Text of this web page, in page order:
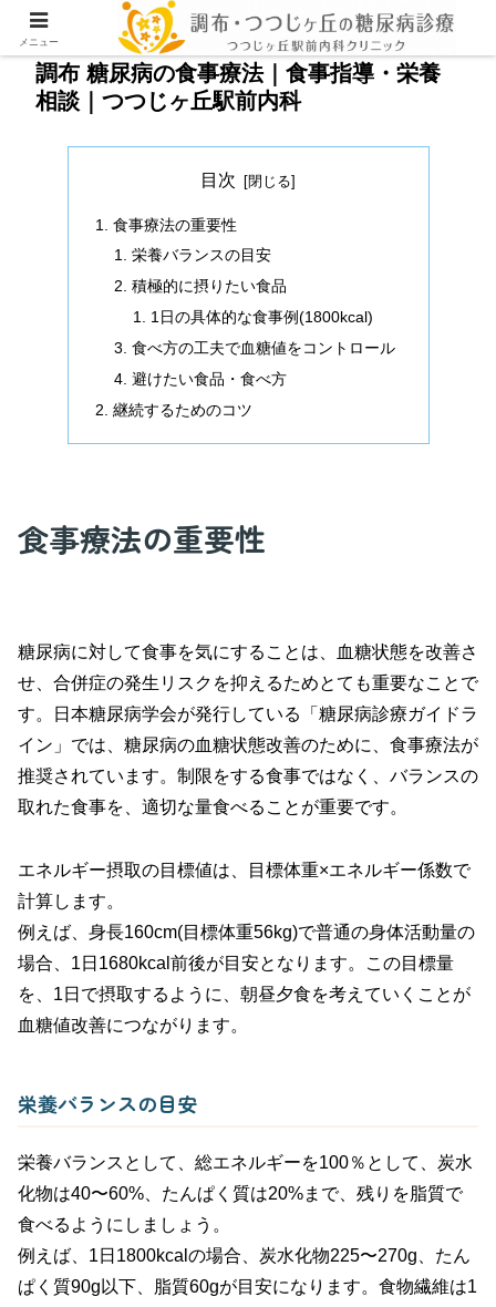
調布 糖尿病の食事療法｜食事指導・栄養
相談｜つつじヶ丘駅前内科
目次
食事療法の重要性
栄養バランスの目安
積極的に摂りたい食品
1日の具体的な食事例(1800kcal)
食べ方の工夫で血糖値をコントロール
避けたい食品・食べ方
継続するためのコツ
食事療法の重要性
糖尿病に対して食事を気にすることは、血糖状態を改善さ
せ、合併症の発生リスクを抑えるためとても重要なことで
す。日本糖尿病学会が発行している「糖尿病診療ガイドラ
イン」では、糖尿病の血糖状態改善のために、食事療法が
推奨されています。制限をする食事ではなく、バランスの
取れた食事を、適切な量食べることが重要です。
エネルギー摂取の目標値は、目標体重×エネルギー係数で
計算します。
例えば、身長160cm(目標体重56kg)で普通の身体活動量の
場合、1日1680kcal前後が目安となります。この目標量
を、1日で摂取するように、朝昼夕食を考えていくことが
血糖値改善につながります。
栄養バランスの目安
栄養バランスとして、総エネルギーを100％として、炭水
化物は40〜60%、たんぱく質は20%まで、残りを脂質で
食べるようにしましょう。
例えば、1日1800kcalの場合、炭水化物225〜270g、たん
ぱく質90g以下、脂質60gが目安になります。食物繊維は1
メニュー